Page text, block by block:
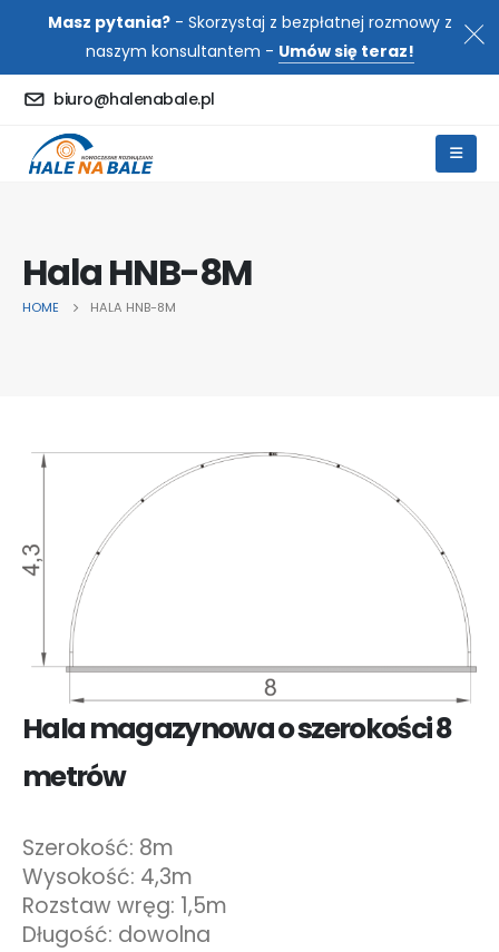
Masz pytania?- Skorzystaj z bezpłatnej rozmowy z
naszym konsultantem - Umów się teraz!
biuro@halenabale.pl
Hala HNB-8M
HOME HALA HNB-8M
Hala magazynowa o szerokości 8
metrów
Szerokość: 8m
Wysokość: 4,3m
Rozstaw wręg: 1,5m
Długość: dowolna